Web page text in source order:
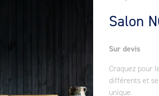
Salon
Sur devis
Craquez pour
différents et
unique.